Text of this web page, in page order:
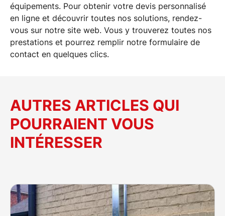
équipements. Pour obtenir votre devis personnalisé
en ligne et découvrir toutes nos solutions, rendez-
vous sur notre site web. Vous y trouverez toutes nos
prestations et pourrez remplir notre formulaire de
contact en quelques clics.
AUTRES ARTICLES QUI
POURRAIENT VOUS
INTÉRESSER